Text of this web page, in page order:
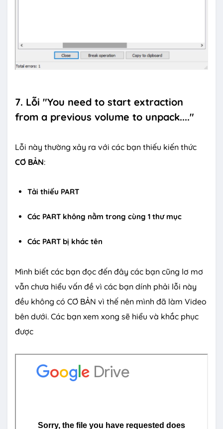
7. Lỗi "You need to start extraction
from a previous volume to unpack...."
Lỗi này thường xảy ra với các bạn thiếu kiến thức
CƠ BẢN:
Tải thiếu PART
Các PART không nằm trong cùng 1 thư mục
Các PART bị khác tên
Mình biết các bạn đọc đến đây các bạn cũng lơ mơ
vẫn chưa hiểu vấn đề vì các bạn dính phải lỗi này
đều không có CƠ BẢN vì thế nên mình đã làm Video
bên dưới. Các bạn xem xong sẽ hiểu và khắc phục
được